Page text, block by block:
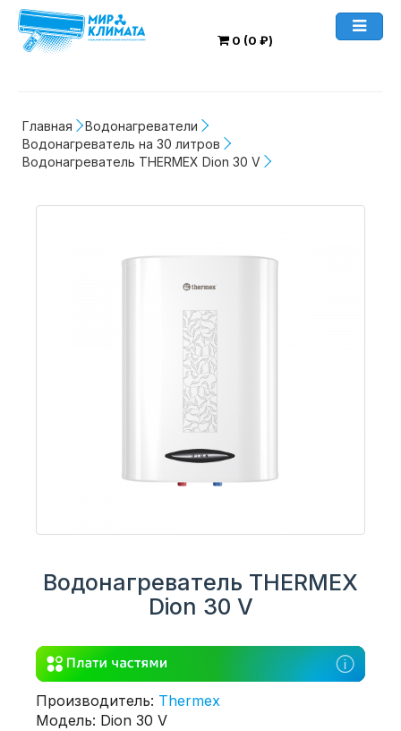
0 (0 ₽)
Главная
Водонагреватели
Водонагреватель на 30 литров
Водонагреватель THERMEX Dion 30 V
Водонагреватель THERMEX
Dion 30 V
Производитель: Thermex
Модель: Dion 30 V